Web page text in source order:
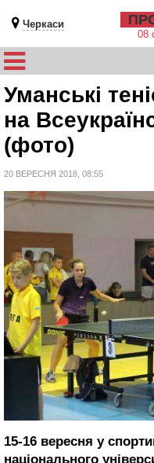
Черкаси
08
Уманські
на
(фото)
20 ВЕРЕСНЯ 2018, 08:55
15-16 вересня у
національного